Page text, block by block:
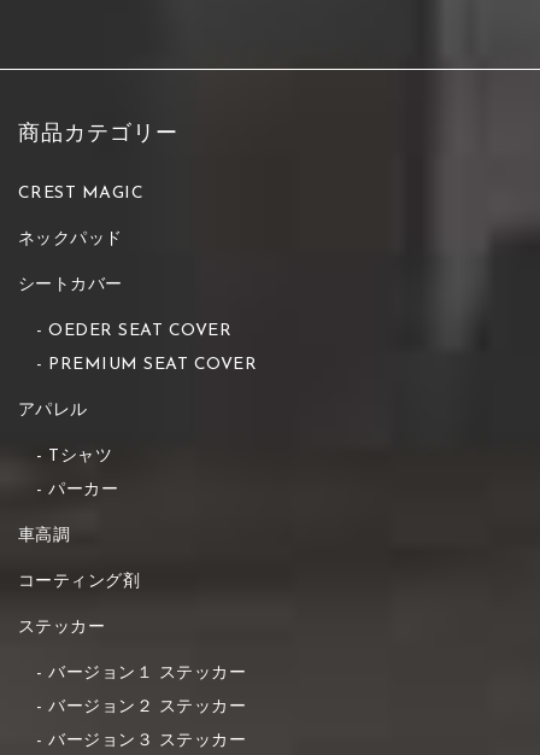
商品カテゴリー
CREST MAGIC
ネックパッド
シートカバー
OEDER SEAT COVER
PREMIUM SEAT COVER
アパレル
Tシャツ
パーカー
車高調
コーティング剤
ステッカー
バージョン１ ステッカー
バージョン２ ステッカー
バージョン３ ステッカー